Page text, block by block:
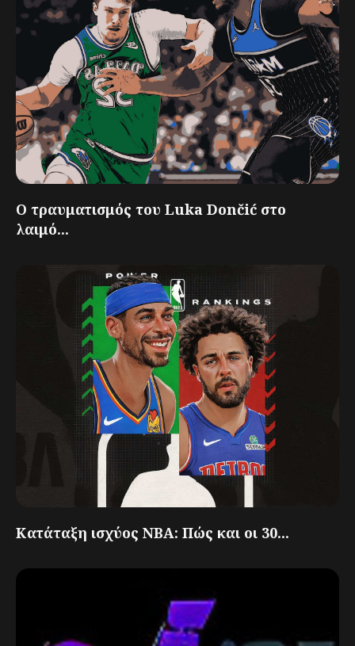
Ο τραυματισμός του Luka Dončić στο
λαιμό...
Κατάταξη ισχύος NBA: Πώς και οι 30...